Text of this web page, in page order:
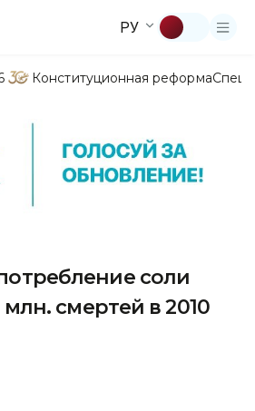
РУ
Конституционная реформа
соли
смертей в 2010